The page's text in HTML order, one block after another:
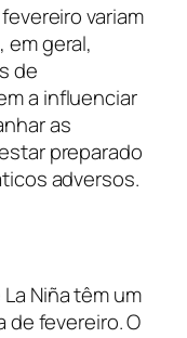
variam
em geral,
de
a influenciar
as
preparado
adversos.
Niña têm um
de fevereiro. O